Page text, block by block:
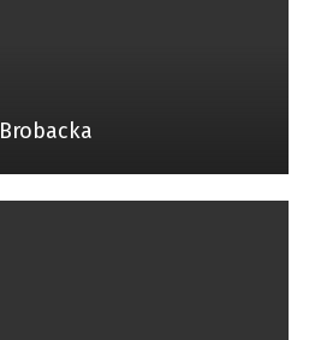
Brobacka